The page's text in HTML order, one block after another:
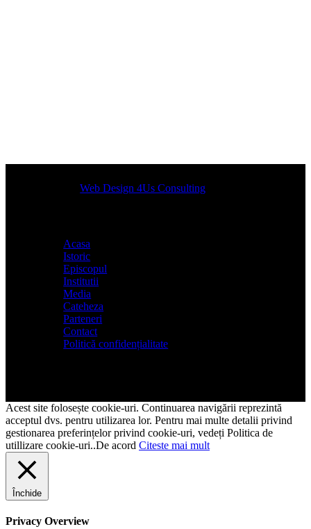
Designed byWeb Design 4Us Consulting
Acasa
Istoric
Episcopul
Institutii
Media
Cateheza
Parteneri
Contact
Politică confidențialitate
Acest site folosește cookie-uri. Continuarea navigării reprezintă
acceptul dvs. pentru utilizarea lor. Pentru mai multe detalii privind
gestionarea preferințelor privind cookie-uri, vedeți Politica de
utillizare cookie-uri..De acord Citeste mai mult
Închide
Privacy Overview